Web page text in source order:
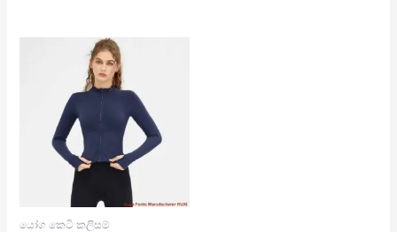
යෝග කෙටි කලිසම්